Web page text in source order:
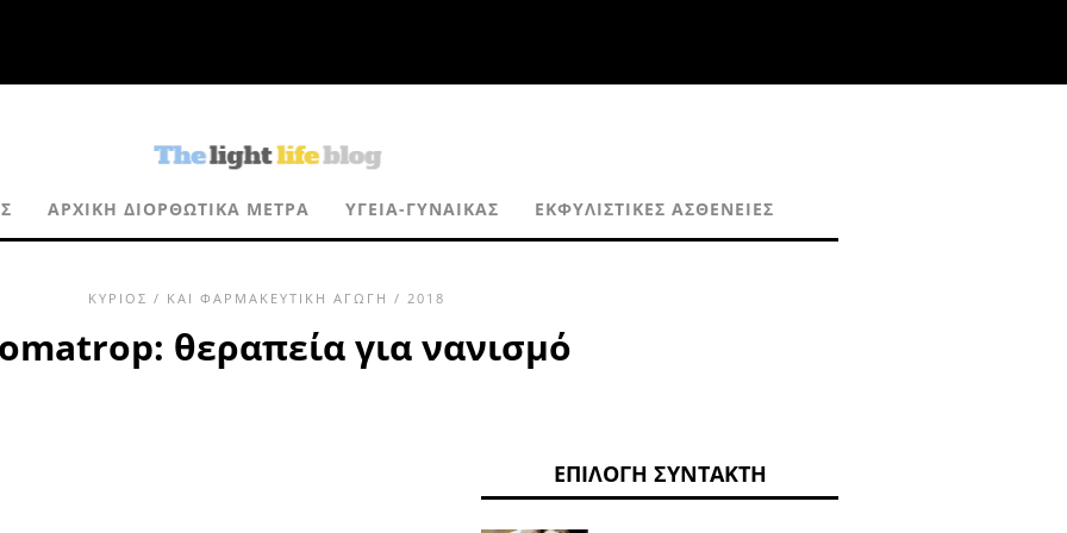
ΑΡΧΙΚΉ ΔΙΟΡΘΩΤΙΚΆ ΜΈΤΡΑ ΥΓΕΊΑ-ΓΥΝΑΊΚΑΣ ΕΚΦΥΛΙΣΤΙΚΈΣ ΑΣΘΈΝΕΙΕΣ
ΚΎΡΙΟΣ / ΚΑΙ ΦΑΡΜΑΚΕΥΤΙΚΉ ΑΓΩΓΉ / 2018
θεραπεία για νανισμό
ΕΠΙΛΟΓΉ ΣΥΝΤΆΚΤΗ